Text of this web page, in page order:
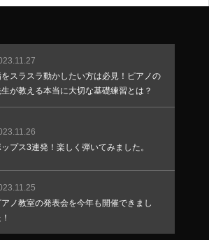
スラスラ動かしたい方は必見！ピアノの
生が教える本当に大切な基礎練習とは？
ップス3連発！楽しく弾いてみました。
アノ教室の発表会を今年も開催できまし